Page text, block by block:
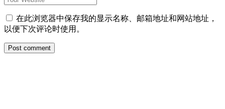
在此浏览器中保存我的显示名称、邮箱地址和网站地址，
以便下次评论时使用。